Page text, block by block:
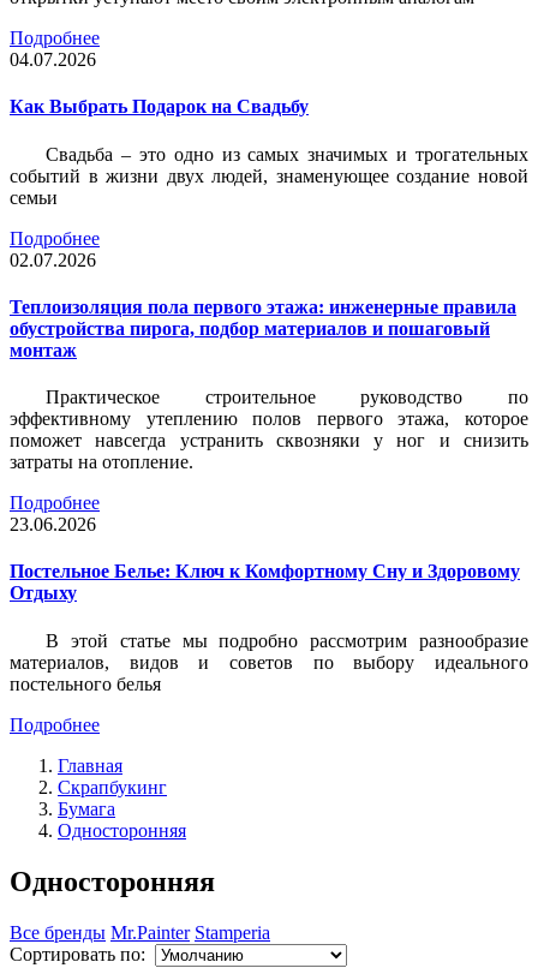
Подробнее
04.07.2026
Как Выбрать Подарок на Свадьбу
Свадьба – это одно из самых значимых и трогательных
событий в жизни двух людей, знаменующее создание новой
семьи
Подробнее
02.07.2026
Теплоизоляция пола первого этажа: инженерные правила
обустройства пирога, подбор материалов и пошаговый
монтаж
Практическое строительное руководство по
эффективному утеплению полов первого этажа, которое
поможет навсегда устранить сквозняки у ног и снизить
затраты на отопление.
Подробнее
23.06.2026
Постельное Белье: Ключ к Комфортному Сну и Здоровому
Отдыху
В этой статье мы подробно рассмотрим разнообразие
материалов, видов и советов по выбору идеального
постельного белья
Подробнее
Главная
Скрапбукинг
Бумага
Односторонняя
Односторонняя
Все бренды Mr.Painter Stamperia
Сортировать по: